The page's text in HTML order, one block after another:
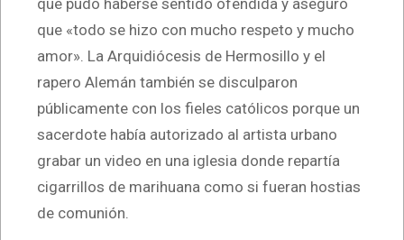
que pudo haberse sentido ofendida y aseguró
que «todo se hizo con mucho respeto y mucho
amor». La Arquidiócesis de Hermosillo y el
rapero Alemán también se disculparon
públicamente con los fieles católicos porque un
sacerdote había autorizado al artista urbano
grabar un video en una iglesia donde repartía
cigarrillos de marihuana como si fueran hostias
de comunión.